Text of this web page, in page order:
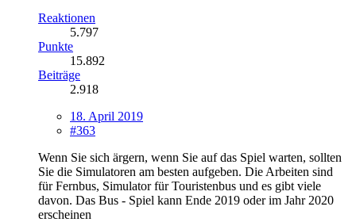
Reaktionen
5.797
Punkte
15.892
Beiträge
2.918
18. April 2019
#363
Wenn Sie sich ärgern, wenn Sie auf das Spiel warten, sollten
Sie die Simulatoren am besten aufgeben. Die Arbeiten sind
für Fernbus, Simulator für Touristenbus und es gibt viele
davon. Das Bus - Spiel kann Ende 2019 oder im Jahr 2020
erscheinen